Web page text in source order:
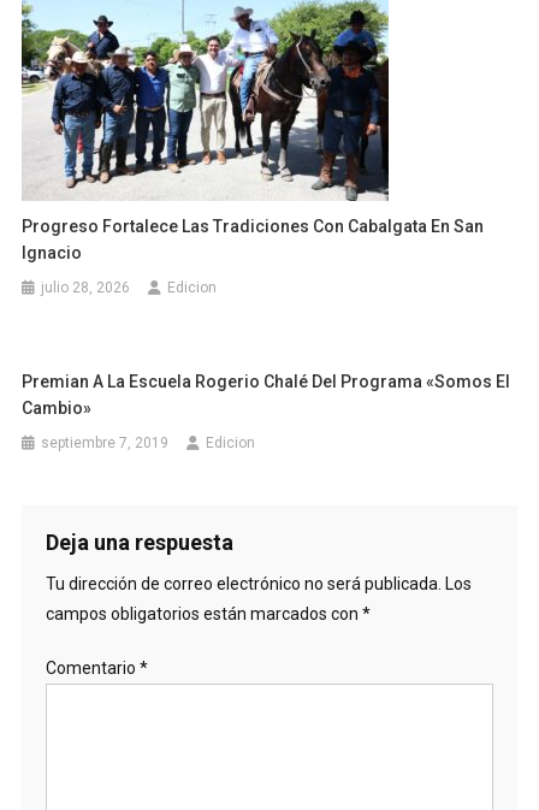
Progreso Fortalece Las Tradiciones Con Cabalgata En San
Ignacio
julio 28, 2026 Edicion
Premian A La Escuela Rogerio Chalé Del Programa «Somos El
Cambio»
septiembre 7, 2019 Edicion
Deja una respuesta
Tu dirección de correo electrónico no será publicada. Los
campos obligatorios están marcados con *
Comentario *